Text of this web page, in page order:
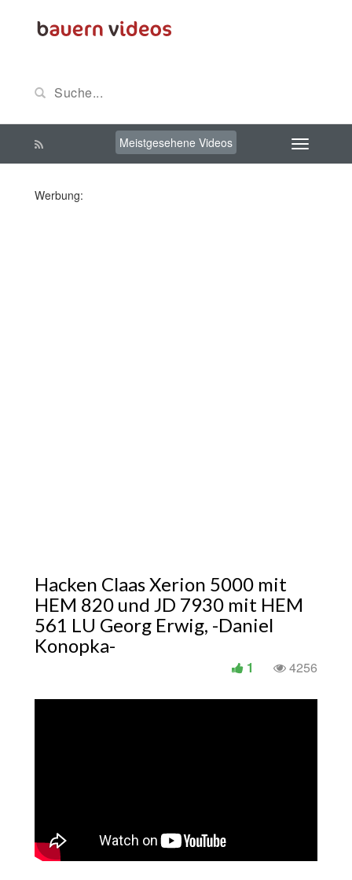
Meistgesehene Videos
Werbung:
Hacken Claas Xerion 5000 mit
HEM 820 und JD 7930 mit HEM
561 LU Georg Erwig, -Daniel
Konopka-
4256
1